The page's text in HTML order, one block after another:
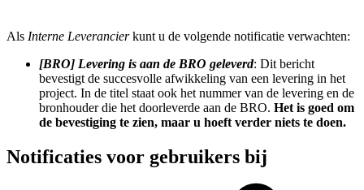
Als Interne Leverancierkunt u de volgende notificatie verwachten:
[BRO] Levering is aan de BRO geleverd: Dit bericht
bevestigt de succesvolle afwikkeling van een levering in het
project. In de titel staat ook het nummer van de levering en de
bronhouder die het doorleverde aan de BRO. Het is goed om
de bevestiging te zien, maar u hoeft verder niets te doen.
Notificaties voor gebruikers bij